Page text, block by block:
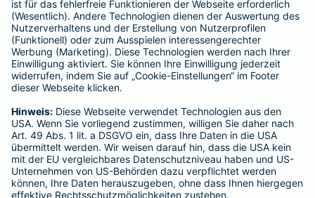
Kranken-Zusatzversicherung
Tierversicherungen
Haftpflichtversicherung
Hausratversicherung
Adresse ändern
Schaden melden
Kilometerstandsmeldung
Serviceübersicht